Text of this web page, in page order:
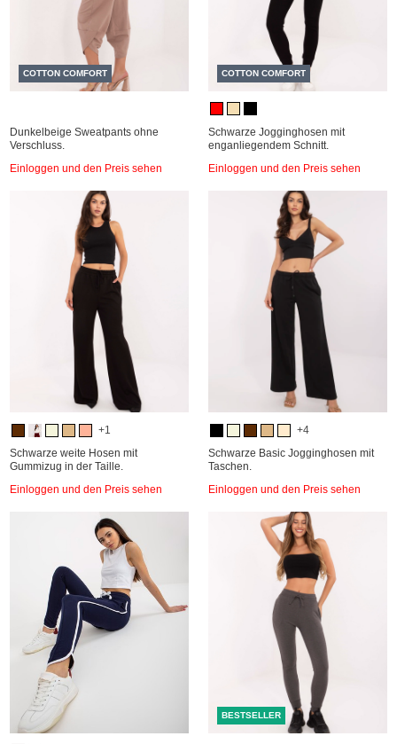
COTTON COMFORT
Dunkelbeige Sweatpants ohne
Verschluss.
Einloggen und den Preis sehen
COTTON COMFORT
Schwarze Jogginghosen mit
enganliegendem Schnitt.
Einloggen und den Preis sehen
+1
Schwarze weite Hosen mit
Gummizug in der Taille.
Einloggen und den Preis sehen
+4
Schwarze Basic Jogginghosen mit
Taschen.
Einloggen und den Preis sehen
BESTSELLER